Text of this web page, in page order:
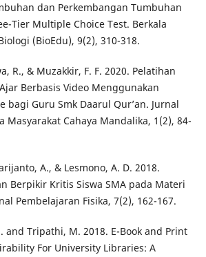
dan Perkembangan Tumbuhan
Tier Multiple Choice Test. Berkala
(BioEdu), 9(2), 310-318.
R., & Muzakkir, F. F. 2020. Pelatihan
Berbasis Video Menggunakan
bagi Guru Smk Daarul Qur’an. Jurnal
Masyarakat Cahaya Mandalika, 1(2), 84-
A., & Lesmono, A. D. 2018.
Berpikir Kritis Siswa SMA pada Materi
Pembelajaran Fisika, 7(2), 162-167.
and Tripathi, M. 2018. E-Book and Print
For University Libraries: A